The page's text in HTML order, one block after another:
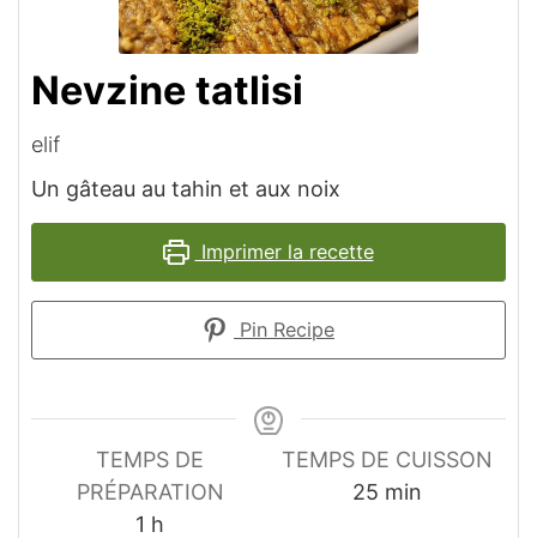
Nevzine tatlisi
elif
Un gâteau au tahin et aux noix
Imprimer la recette
Pin Recipe
TEMPS DE
PRÉPARATION
1 heure
h
TEMPS DE CUISSON
25 minutes
min